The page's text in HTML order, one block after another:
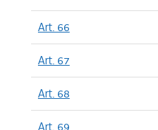
Art. 66
Art. 67
Art. 68
Art. 69